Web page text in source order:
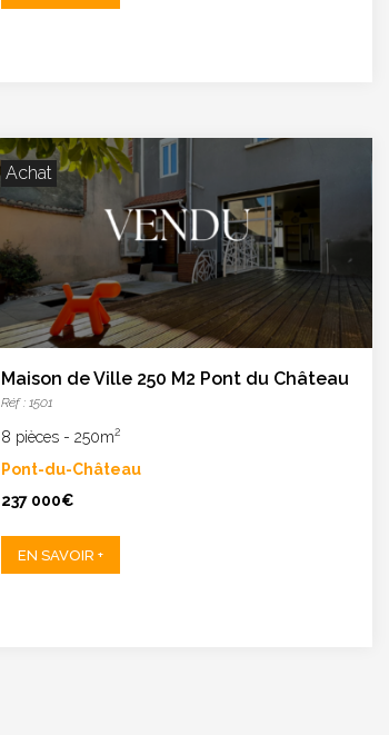
Achat
Maison de Ville 250 M2 Pont du Château
Réf : 1501
8 pièces - 250m2
Pont-du-Château
237 000€
EN SAVOIR +